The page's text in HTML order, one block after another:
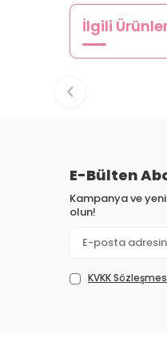
İlgili
E-Bülten
Kampanya ve
olun!
KVKK